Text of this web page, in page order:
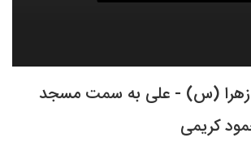
(س) - علی به سمت مسجد
کریمی